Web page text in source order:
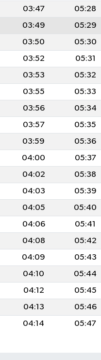
03:47 05:28
03:49 05:29
03:50 05:30
03:52 05:31
03:53 05:32
03:55 05:33
03:56 05:34
03:57 05:35
03:59 05:36
04:00 05:37
04:02 05:38
04:03 05:39
04:05 05:40
04:06 05:41
04:08 05:42
04:09 05:43
04:10 05:44
04:12 05:45
04:13 05:46
04:14 05:47